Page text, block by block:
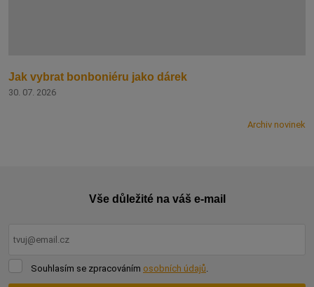
Jak vybrat bonboniéru jako dárek
30. 07. 2026
Archiv novinek
Vše důležité na váš e-mail
Souhlasím
Souhlasím se zpracováním osobních údajů.